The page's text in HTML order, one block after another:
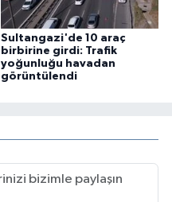
Sultangazi'de 10 araç
birbirine girdi: Trafik
yoğunluğu havadan
görüntülendi